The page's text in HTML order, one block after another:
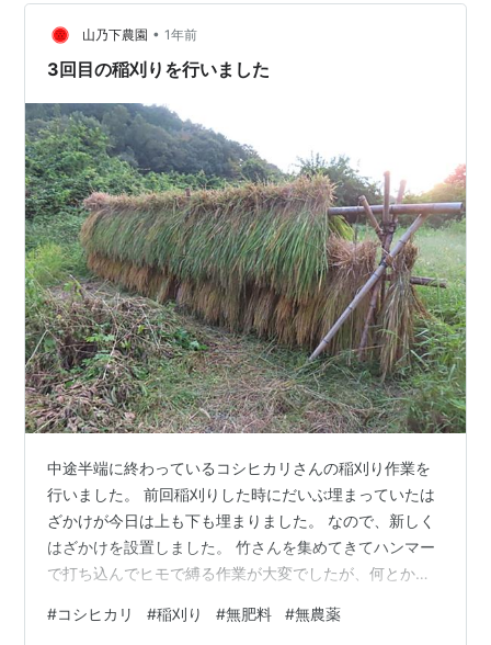
います。 おわり
山乃下農園 • 1年前
3回目の稲刈りを行いました
中途半端に終わっているコシヒカリさんの稲刈り作業を
行いました。 前回稲刈りした時にだいぶ埋まっていたは
ざかけが今日は上も下も埋まりました。 なので、新しく
はざかけを設置しました。 竹さんを集めてきてハンマー
で打ち込んでヒモで縛る作業が大変でしたが、何とか設
稲刈りがだいぶ進みました。 コシヒカリさんはあと少し
#コシヒカリ #稲刈り #無肥料 #無農薬